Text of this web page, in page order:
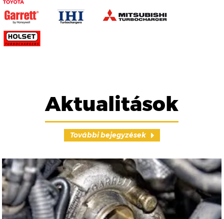
Aktualitások
További bejegyzések